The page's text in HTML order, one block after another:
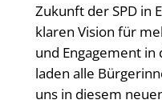
Zukunft der SPD in
klaren Vision für
und Engagement
laden alle
uns in diesem